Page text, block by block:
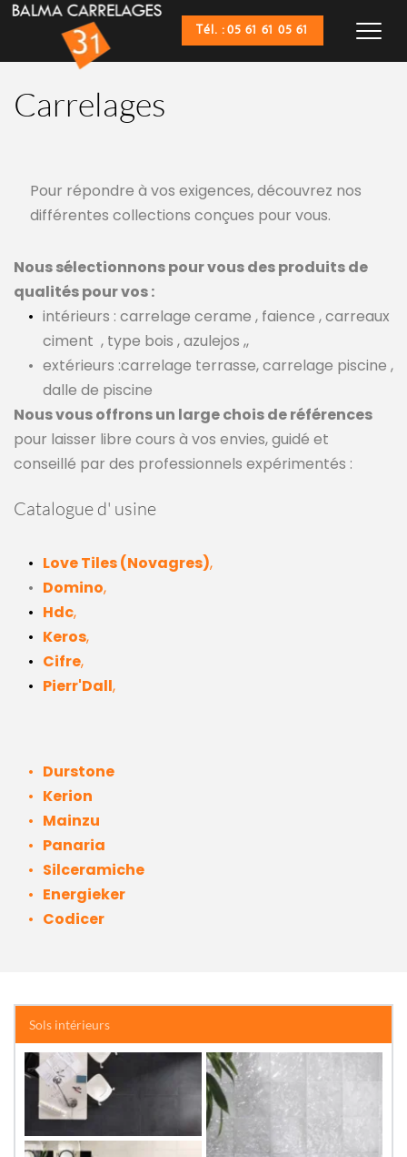
Tél. : 05 61 61 05 61
Carrelages
Pour répondre à vos exigences, découvrez nos
différentes collections conçues pour vous.
Nous sélectionnons pour vous des produits de
qualités pour vos :
intérieurs : carrelage cerame , faience , carreaux
ciment , type bois , azulejos ,,
extérieurs :carrelage terrasse, carrelage piscine ,
dalle de piscine
Nous vous offrons un large chois de références
pour laisser libre cours à vos envies, guidé et
conseillé par des professionnels expérimentés :
Catalogue d' usine
Love Tiles (Novagres),
Domino,
Hdc,
Keros,
Cifre,
Pierr'Dall,
Durstone
Kerion
Mainzu
Panaria
Silceramiche
Energieker
Codicer
Sols intérieurs